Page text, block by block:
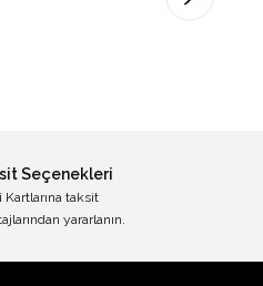
Seçenekleri
Kartlarına taksit
yararlanın.